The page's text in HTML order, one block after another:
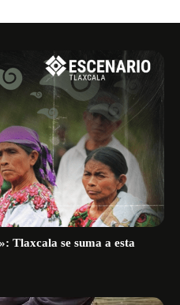
Tlaxcala se suma a esta